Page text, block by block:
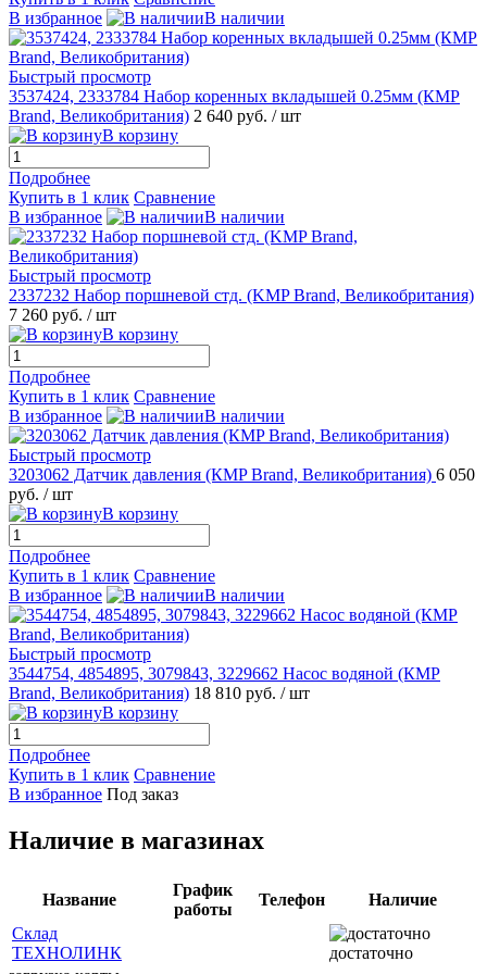
В избранное
В наличии
Быстрый просмотр
3537424, 2333784 Набор коренных вкладышей 0.25мм (КMP
Brand, Великобритания) 2 640 руб. / шт
В корзину
Подробнее
Купить в 1 клик Сравнение
В избранное
В наличии
Быстрый просмотр
2337232 Набор поршневой стд. (KMP Brand, Великобритания)
7 260 руб. / шт
В корзину
Подробнее
Купить в 1 клик Сравнение
В избранное
В наличии
Быстрый просмотр
3203062 Датчик давления (КMP Brand, Великобритания) 6 050
руб. / шт
В корзину
Подробнее
Купить в 1 клик Сравнение
В избранное
В наличии
Быстрый просмотр
3544754, 4854895, 3079843, 3229662 Насос водяной (КMP
Brand, Великобритания) 18 810 руб. / шт
В корзину
Подробнее
Купить в 1 клик Сравнение
В избранное Под заказ
Наличие в магазинах
Название
График
работы
Телефон
Наличие
Склад
ТЕХНОЛИНК
достаточно